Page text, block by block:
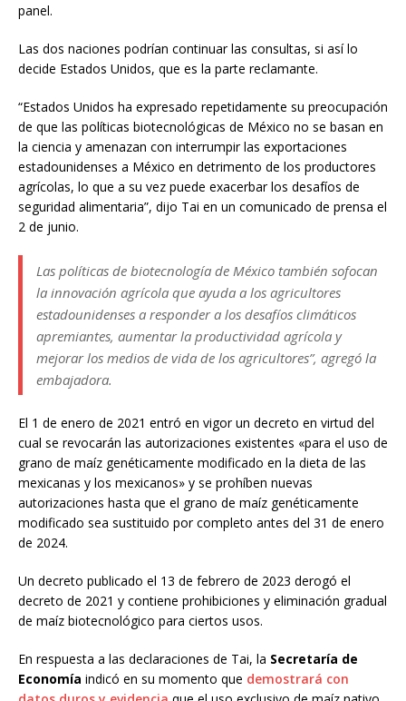
panel.
Las dos naciones podrían continuar las consultas, si así lo
decide Estados Unidos, que es la parte reclamante.
“Estados Unidos ha expresado repetidamente su preocupación
de que las políticas biotecnológicas de México no se basan en
la ciencia y amenazan con interrumpir las exportaciones
estadounidenses a México en detrimento de los productores
agrícolas, lo que a su vez puede exacerbar los desafíos de
seguridad alimentaria”, dijo Tai en un comunicado de prensa el
2 de junio.
Las políticas de biotecnología de México también sofocan
la innovación agrícola que ayuda a los agricultores
estadounidenses a responder a los desafíos climáticos
apremiantes, aumentar la productividad agrícola y
mejorar los medios de vida de los agricultores”, agregó la
embajadora.
El 1 de enero de 2021 entró en vigor un decreto en virtud del
cual se revocarán las autorizaciones existentes «para el uso de
grano de maíz genéticamente modificado en la dieta de las
mexicanas y los mexicanos» y se prohíben nuevas
autorizaciones hasta que el grano de maíz genéticamente
modificado sea sustituido por completo antes del 31 de enero
de 2024.
Un decreto publicado el 13 de febrero de 2023 derogó el
decreto de 2021 y contiene prohibiciones y eliminación gradual
de maíz biotecnológico para ciertos usos.
En respuesta a las declaraciones de Tai, la Secretaría de
Economía indicó en su momento que demostrará con